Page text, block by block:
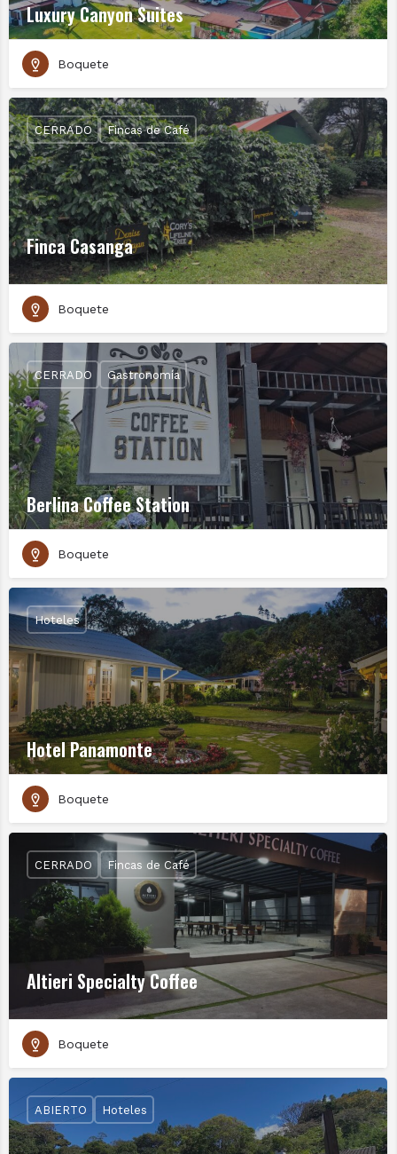
Luxury Canyon Suites
Boquete
Finca Casanga
CERRADO Fincas de Café
Boquete
Berlina Coffee Station
CERRADO Gastronomía
Boquete
Hotel Panamonte
Hoteles
Boquete
Altieri Specialty Coffee
CERRADO Fincas de Café
Boquete
ABIERTO Hoteles